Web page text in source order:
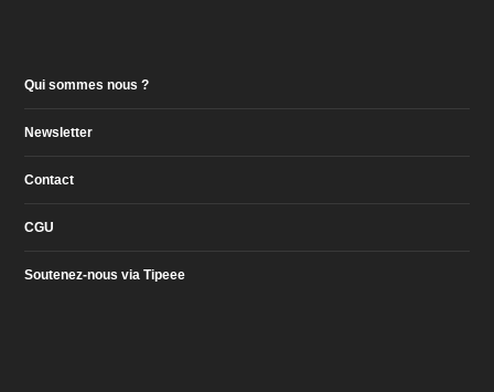
Qui sommes nous ?
Newsletter
Contact
CGU
Soutenez-nous via Tipeee